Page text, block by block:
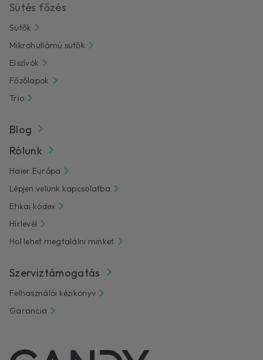
Sütés főzés
Sütők
Mikrohullámú sütők
Elszívók
Főzőlapok
Trio
Blog
Rólunk
Haier Európa
Lépjen velünk kapcsolatba
Etikai kódex
Hírlevél
Hol lehet megtalálni minket
Szerviztámogatás
Felhasználói kézikönyv
Garancia